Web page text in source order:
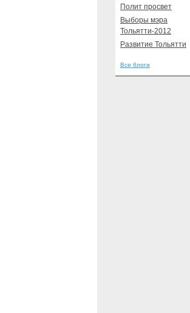
Полит просвет
Выборы мэра
Тольятти-2012
Развитие Тольятти
Все блоги